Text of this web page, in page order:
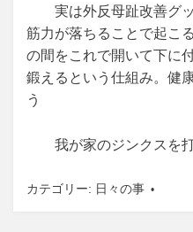
実は外反母趾改善グッ
筋力が落ちることで起こ
の間をこれで開いて下に
鍛えるという仕組み。健
う
我が家のジンクスを打
カテゴリー: 日々の事